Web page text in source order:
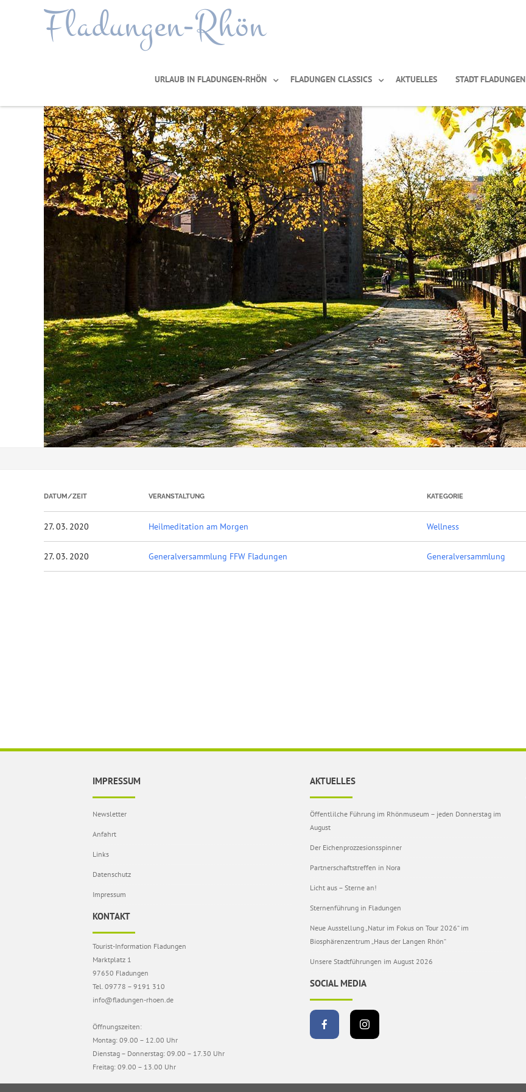
Fladungen-Rhön
URLAUB IN FLADUNGEN-RHÖN FLADUNGEN CLASSICS AKTUELLES STADT FLADUNGEN
DATUM/ZEIT VERANSTALTUNG KATEGORIE
27. 03. 2020 Heilmeditation am Morgen Wellness
27. 03. 2020 Generalversammlung FFW Fladungen Generalversammlung
IMPRESSUM
Newsletter
Anfahrt
Links
Datenschutz
Impressum
KONTAKT
Tourist-Information Fladungen
Marktplatz 1
97650 Fladungen
Tel. 09778 – 9191 310
info@fladungen-rhoen.de
Öffnungszeiten:
Montag: 09.00 – 12.00 Uhr
Dienstag – Donnerstag: 09.00 – 17.30 Uhr
Freitag: 09.00 – 13.00 Uhr
AKTUELLES
Öffentlilche Führung im Rhönmuseum – jeden Donnerstag im
August
Der Eichenprozzesionsspinner
Partnerschaftstreffen in Nora
Licht aus – Sterne an!
Sternenführung in Fladungen
Neue Ausstellung „Natur im Fokus on Tour 2026“ im
Biosphärenzentrum „Haus der Langen Rhön“
Unsere Stadtführungen im August 2026
SOCIAL MEDIA